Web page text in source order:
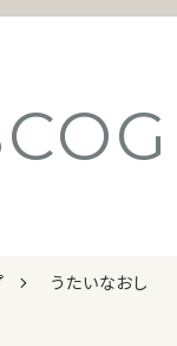
うたいなおし